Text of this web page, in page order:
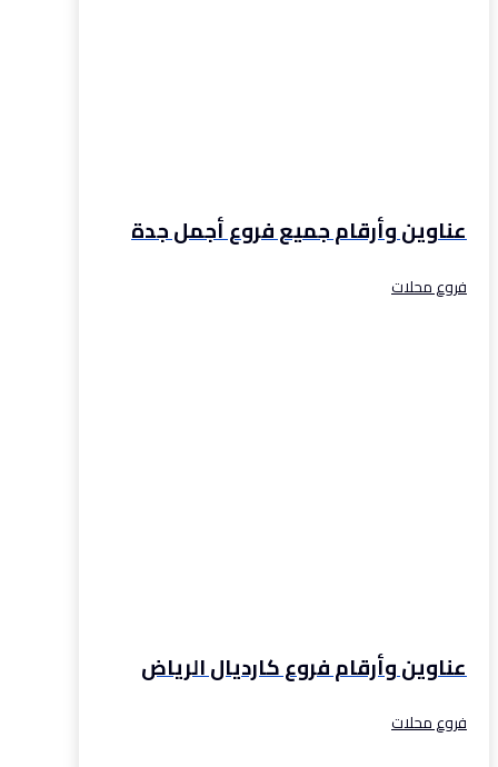
عناوين وأرقام جميع فروع أجمل جدة
فروع محلات
عناوين وأرقام فروع كارديال الرياض
فروع محلات